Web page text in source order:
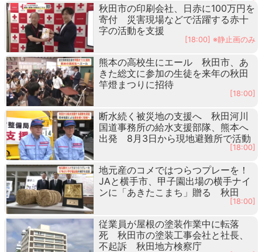
秋田市の印刷会社、日赤に100万円を
寄付 災害現場などで活躍する赤十
字の活動を支援
[18:00] ※静止画のみ
熊本の高校生にエール 秋田市、あ
きた総文に参加の生徒を来年の秋田
竿燈まつりに招待
[18:00]
断水続く被災地の支援へ 秋田河川
国道事務所の給水支援部隊、熊本へ
出発 8月3日から現地避難所で活動
[18:00]
地元産のコメではつらつプレーを！
JAと横手市、甲子園出場の横手ナイ
ンに「あきたこまち」贈る 秋田
[18:00]
従業員が屋根の塗装作業中に転落
死 秋田市の塗装工事会社と社長、
不起訴 秋田地方検察庁